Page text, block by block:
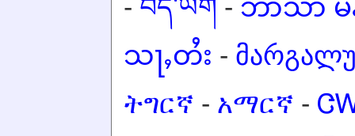
- བོད་ཡིག - ဘာသာ မ
သႃႇတႆး -
ትግርኛ - አማርኛ -